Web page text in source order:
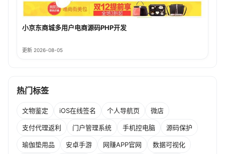
小京东商城多用户电商源码PHP开发
更新 2026-08-05
热门标签
文物鉴定 iOS在线签名 个人导航页 微店
支付代理返利 门户管理系统 手机控电脑 源码保护
瑜伽垫用品 安卓手游 网赚APP官网 数据可视化